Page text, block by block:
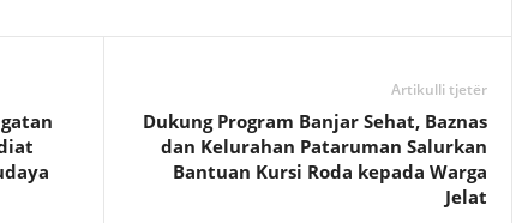
Artikulli tjetër
Dukung Program Banjar Sehat, Baznas
dan Kelurahan Pataruman Salurkan
Bantuan Kursi Roda kepada Warga
Jelat